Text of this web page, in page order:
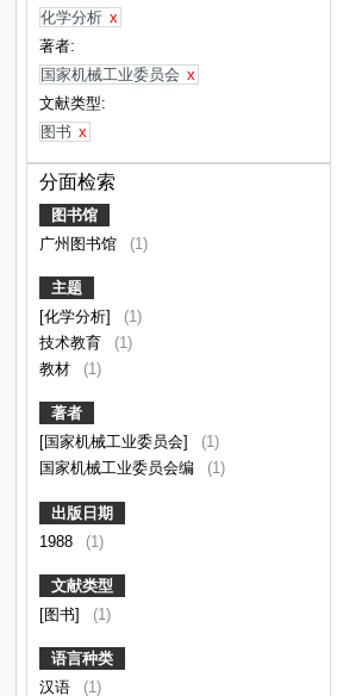
化学分析 x
著者:
国家机械工业委员会 x
文献类型:
图书 x
分面检索
图书馆
广州图书馆
(1)
主题
[化学分析]
(1)
技术教育
(1)
教材
(1)
著者
[国家机械工业委员会]
(1)
国家机械工业委员会编
(1)
出版日期
1988
(1)
文献类型
[图书]
(1)
语言种类
汉语
(1)